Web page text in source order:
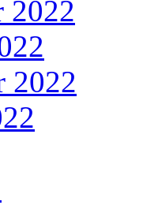
2022
2022